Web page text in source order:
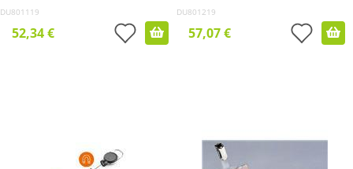
DU801119
52,34 €
DU801219
57,07 €